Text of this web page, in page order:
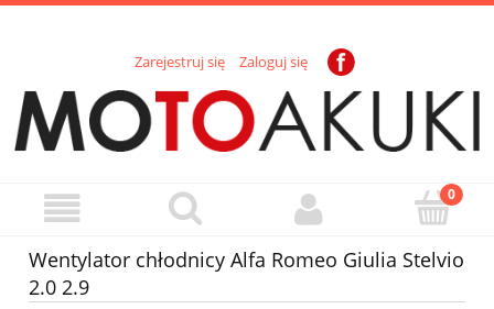
Zarejestruj się Zaloguj się
Wentylator chłodnicy Alfa Romeo Giulia Stelvio
2.0 2.9